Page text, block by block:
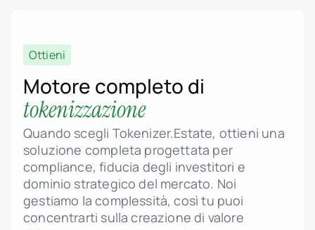
Ottieni
Motore completo di
tokenizzazione
Quando scegli Tokenizer.Estate, ottieni una
soluzione completa progettata per
compliance, fiducia degli investitori e
dominio strategico del mercato. Noi
gestiamo la complessità, così tu puoi
concentrarti sulla creazione di valore
Logica smart contract conforme a MiCA
Dashboard admin per gestione di unità e
progetti
Pricing dinamico, fasi e controllo dello stato
Upload di planimetrie, rendering e PDF legali
Galleria interattiva delle unità con stato in
tempo reale
Notifiche di cambiamento per admin e
investitori
Individui High-Net-Worth
Albania
Croazia
Francia
Georgia
Germania
Grecia
Indonesia